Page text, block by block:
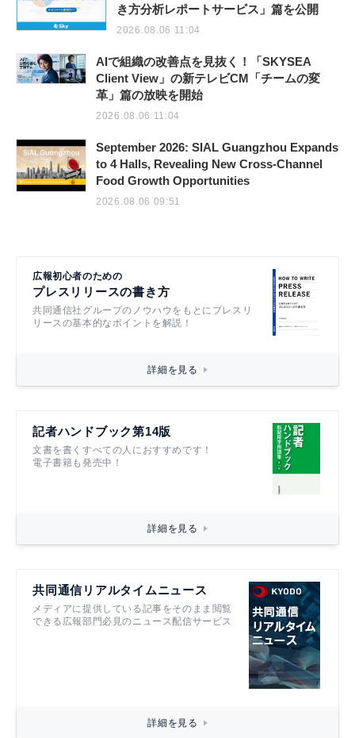
き方分析レポートサービス」篇を公開
2026.08.06 11:04
AIで組織の改善点を見抜く！「SKYSEA
Client View」の新テレビCM「チームの変
革」篇の放映を開始
2026.08.06 11:04
September 2026: SIAL Guangzhou Expands
to 4 Halls, Revealing New Cross-Channel
Food Growth Opportunities
2026.08.06 09:51
広報初心者のための
プレスリリースの書き方
共同通信社グループのノウハウをもとにプレスリ
リースの基本的なポイントを解説！
詳細を見る
記者ハンドブック第14版
文書を書くすべての人におすすめです！
電子書籍も発売中！
詳細を見る
共同通信リアルタイムニュース
メディアに提供している記事をそのまま閲覧
できる広報部門必見のニュース配信サービス
詳細を見る